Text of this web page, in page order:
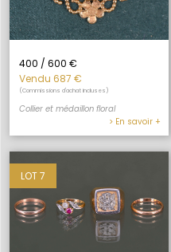
400 / 600 €
Vendu 687 €
(Commissions d'achat incluses)
Collier et médaillon floral
> En savoir +
LOT 7